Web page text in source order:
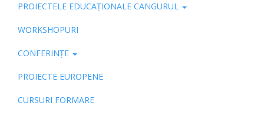
Pub
PROIECTELE EDUCAȚIONALE CANGURUL
WORKSHOPURI
CONFERINȚE
PROIECTE EUROPENE
CURSURI FORMARE